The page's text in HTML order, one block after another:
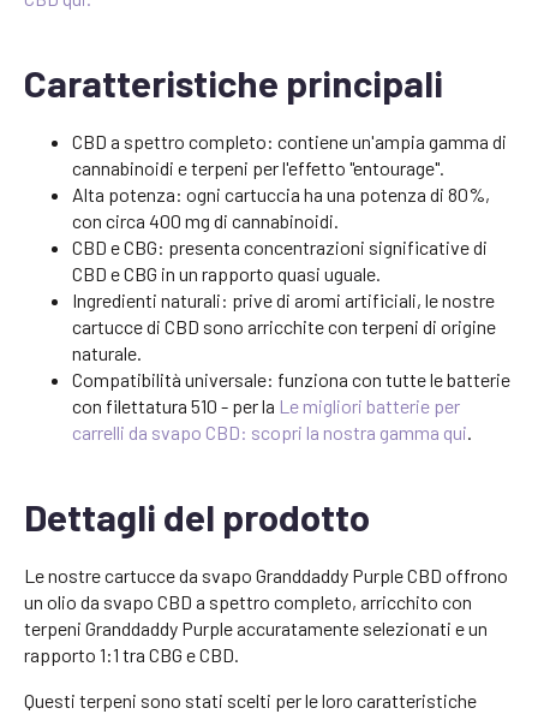
Caratteristiche principali
CBD a spettro completo: contiene un'ampia gamma di
cannabinoidi e terpeni per l'effetto "entourage".
Alta potenza: ogni cartuccia ha una potenza di 80%,
con circa 400 mg di cannabinoidi.
CBD e CBG: presenta concentrazioni significative di
CBD e CBG in un rapporto quasi uguale.
Ingredienti naturali: prive di aromi artificiali, le nostre
cartucce di CBD sono arricchite con terpeni di origine
naturale.
Compatibilità universale: funziona con tutte le batterie
con filettatura 510 - per la Le migliori batterie per
carrelli da svapo CBD: scopri la nostra gamma qui.
Dettagli del prodotto
Le nostre cartucce da svapo Granddaddy Purple CBD offrono
un olio da svapo CBD a spettro completo, arricchito con
terpeni Granddaddy Purple accuratamente selezionati e un
rapporto 1:1 tra CBG e CBD.
Questi terpeni sono stati scelti per le loro caratteristiche